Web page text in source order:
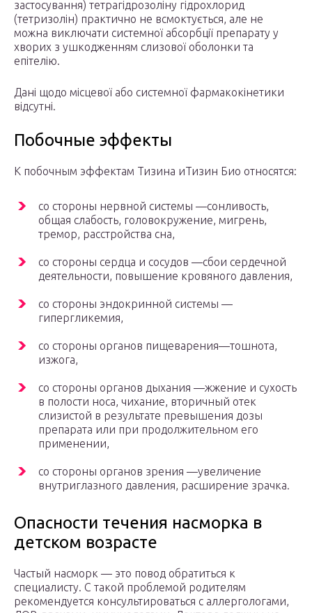
застосування) тетрагідрозоліну гідрохлорид
(тетризолін) практично не всмоктується, але не
можна виключати системної абсорбції препарату у
хворих з ушкодженням слизової оболонки та
епітелію.
Дані щодо місцевої або системної фармакокінетики
відсутні.
Побочные эффекты
К побочным эффектам Тизина иТизин Био относятся:
со стороны нервной системы —сонливость,
общая слабость, головокружение, мигрень,
тремор, расстройства сна,
со стороны сердца и сосудов —сбои сердечной
деятельности, повышение кровяного давления,
со стороны эндокринной системы —
гипергликемия,
со стороны органов пищеварения—тошнота,
изжога,
со стороны органов дыхания —жжение и сухость
в полости носа, чихание, вторичный отек
слизистой в результате превышения дозы
препарата или при продолжительном его
применении,
со стороны органов зрения —увеличение
внутриглазного давления, расширение зрачка.
Опасности течения насморка в
детском возрасте
Частый насморк — это повод обратиться к
специалисту. С такой проблемой родителям
рекомендуется консультироваться с аллергологами,